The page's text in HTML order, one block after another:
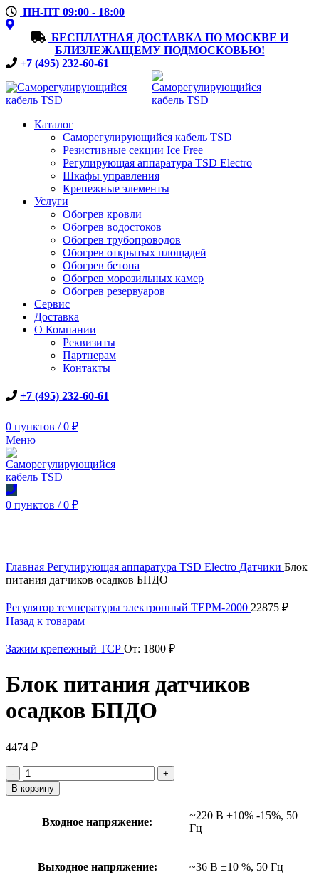
ПН-ПТ 09:00 - 18:00
БЕСПЛАТНАЯ ДОСТАВКА ПО МОСКВЕ И
БЛИЗЛЕЖАЩЕМУ ПОДМОСКОВЬЮ!
+7 (495) 232-60-61
Каталог
Саморегулирующийся кабель TSD
Резистивные секции Ice Free
Регулирующая аппаратура TSD Electro
Шкафы управления
Крепежные элементы
Услуги
Обогрев кровли
Обогрев водостоков
Обогрев трубопроводов
Обогрев открытых площадей
Обогрев бетона
Обогрев морозильных камер
Обогрев резервуаров
Сервис
Доставка
О Компании
Реквизиты
Партнерам
Контакты
+7 (495) 232-60-61
0 пунктов / 0 ₽
Меню
0 пунктов / 0 ₽
Главная Регулирующая аппаратура TSD Electro Датчики Блок
питания датчиков осадков БПДО
Регулятор температуры электронный ТЕРМ-2000 22875 ₽
Назад к товарам
Зажим крепежный ТСР От: 1800 ₽
Блок питания датчиков
осадков БПДО
4474 ₽
Количество
товара
Блок
датчиков
В корзину
Входное напряжение:
~220 В +10% -15%, 50
Гц
Выходное напряжение: ~36 В ±10 %, 50 Гц